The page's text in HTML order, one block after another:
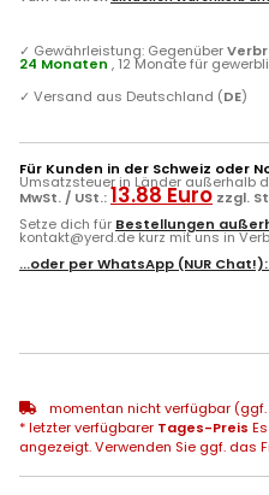
✓ Gewährleistung: Gegenüber
24 Monaten , 12 Monate für
✓ Versand aus Deutschland (DE)
Für Kunden in der Schweiz oder
Umsatzsteuer in Länder außerhalb
MwSt. / USt.:13.88 Euro zzgl.
Setze dich für Bestellungen
kontakt@yerd.de kurz mit uns in
...oder perWhatsApp (NUR Chat!):
momentan nicht verfügbar
* letzter verfügbarer Tages-Preis
angezeigt. Verwenden Sie ggf. das